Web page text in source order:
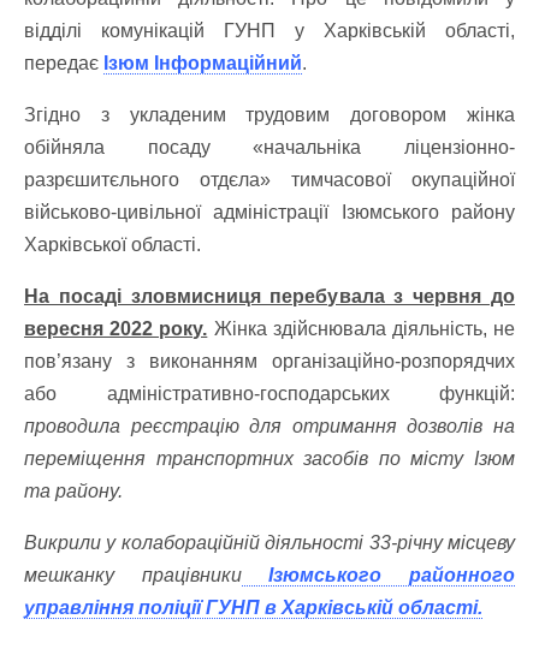
відділі комунікацій ГУНП у Харківській області,
передає Ізюм Інформаційний.
Згідно з укладеним трудовим договором жінка
обійняла посаду «начальніка ліцензіонно-
разрєшитєльного отдєла» тимчасової окупаційної
військово-цивільної адміністрації Ізюмського району
Харківської області.
На посаді зловмисниця перебувала з червня до
вересня 2022 року. Жінка здійснювала діяльність, не
пов’язану з виконанням організаційно-розпорядчих
або адміністративно-господарських функцій:
проводила реєстрацію для отримання дозволів на
переміщення транспортних засобів по місту Ізюм
та району.
Викрили у колабораційній діяльності 33-річну місцеву
мешканку працівникиІзюмського районного
управління поліції ГУНП в Харківській області.